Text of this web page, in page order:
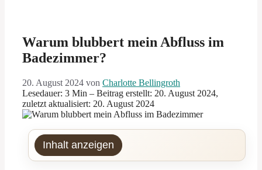
Warum blubbert mein Abfluss im
Badezimmer?
20. August 2024 von Charlotte Bellingroth
Lesedauer: 3 Min – Beitrag erstellt: 20. August 2024,
zuletzt aktualisiert: 20. August 2024
Inhalt anzeigen